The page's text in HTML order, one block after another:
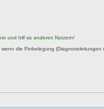
und hilf so anderen Nutzern!
wenn die Pinbelegung (Diagnoseleitungen